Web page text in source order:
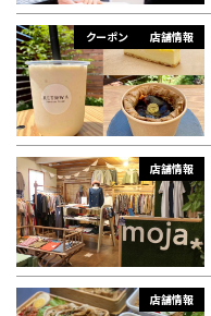
ランチ
その他
その他
その他
クーポン 店舗情報
店舗情報
店舗情報